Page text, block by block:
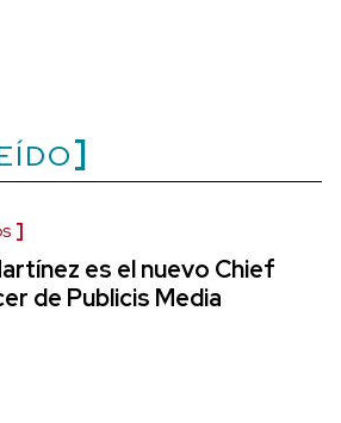
es el nuevo Chief
de Publicis Media